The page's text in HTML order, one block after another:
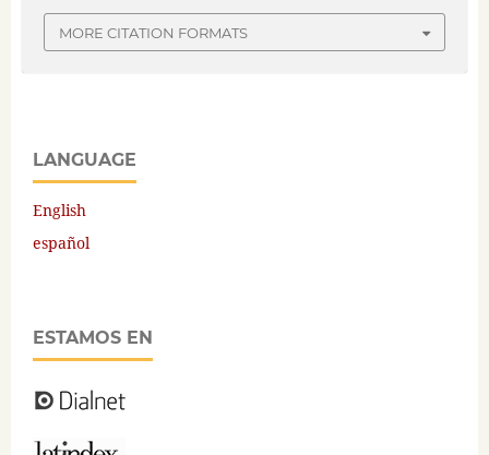
MORE CITATION FORMATS
LANGUAGE
English
español
ESTAMOS EN